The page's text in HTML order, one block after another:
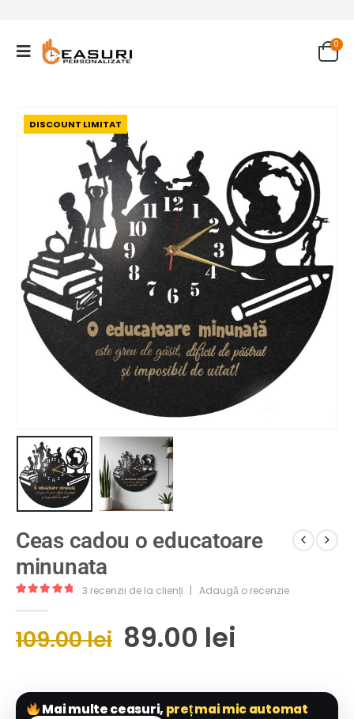
0
DISCOUNT LIMITAT
Ceas cadou o educatoare
minunata
3 recenzii de la clienți | Adaugă o recenzie
109.00lei 89.00 lei
Mai multe ceasuri, preț mai mic automat